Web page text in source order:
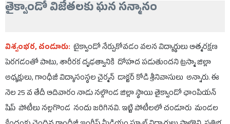
తైక్వాండో విజేతలకు ఘన సన్మానం
విశ్వంభర, చండూరు: టైక్వాండో నేర్చుకోవడం వలన విద్యార్థులు ఆత్మరక్షణ
పెరగడంతో పాటు, శారీరక దృఢత్వానికి దోహద పడుతుందని ట్రస్మా జిల్లా
అధ్యక్షులు, గాంధీజీ విద్యాసంస్థల చైర్మన్ డాక్టర్ కోడి శ్రీనివాసులు అన్నారు. ఈ
నెల 25 వ తేదీ ఆదివారం నాడు నల్గొండ జిల్లా స్థాయి తైక్వాండో ఛాంపియన్
షిప్ పోటీలు నల్లగొండ నందు జరిగినవి. ఇట్టి పోటీలలో చండూరు మండల